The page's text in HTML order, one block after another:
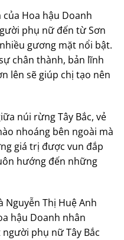
Hoa hậu Doanh
phụ nữ đến từ Sơn
gương mặt nổi bật.
chân thành, bản lĩnh
lên sẽ giúp chị tạo nên
núi rừng Tây Bắc, vẻ
nhoáng bên ngoài mà
giá trị được vun đắp
hướng đến những
Nguyễn Thị Huệ Anh
hậu Doanh nhân
người phụ nữ Tây Bắc